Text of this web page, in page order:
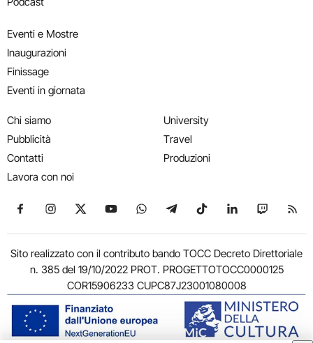
Eventi e Mostre
Inaugurazioni
Finissage
Eventi in giornata
Chi siamo
Pubblicità
Contatti
Lavora con noi
University
Travel
Produzioni
Seguici su Facebook
Seguici su Instagram
Seguici su X
Seguici su YouTube
Seguici su WhatsApp
Seguici su Telegram
Seguici su TikTok
Seguici su
Seguici
Sito realizzato con il contributo bando TOCC Decreto Direttoriale
n. 385 del 19/10/2022 PROT. PROGETTOTOCC0000125
COR15906233 CUPC87J23001080008